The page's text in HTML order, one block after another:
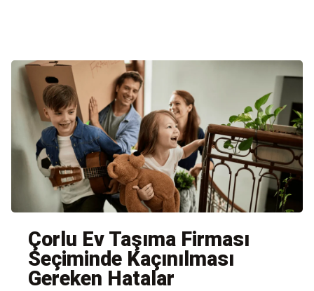
Çorlu Ev Taşıma Firması
Seçiminde Kaçınılması
Gereken Hatalar